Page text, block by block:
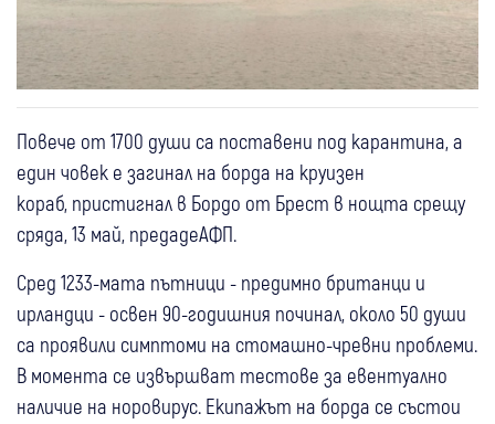
Повече от 1700 души са поставени под карантина, а
един човек е загинал на борда на круизен
кораб, пристигнал в Бордо от Брест в нощта срещу
сряда, 13 май, предадеАФП.
Сред 1233-мата пътници - предимно британци и
ирландци - освен 90-годишния починал, около 50 души
са проявили симптоми на стомашно-чревни проблеми.
В момента се извършват тестове за евентуално
наличие на норовирус. Екипажът на борда се състои